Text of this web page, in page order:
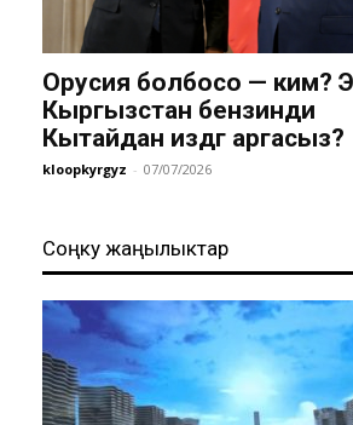
Орусия болбосо — ким?
Кыргызстан бензинди
Кытайдан издөөгө аргасыз?
kloopkyrgyz - 07/07/2026
Соңку жаңылыктар